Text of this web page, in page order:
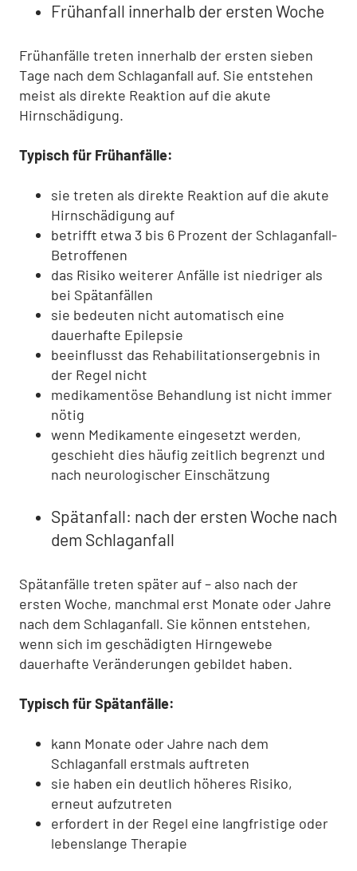
Frühanfall innerhalb der ersten Woche
Frühanfälle treten innerhalb der ersten sieben
Tage nach dem Schlaganfall auf. Sie entstehen
meist als direkte Reaktion auf die akute
Hirnschädigung.
Typisch für Frühanfälle:
sie treten als direkte Reaktion auf die akute
Hirnschädigung auf
betrifft etwa 3 bis 6 Prozent der Schlaganfall-
Betroffenen
das Risiko weiterer Anfälle ist niedriger als
bei Spätanfällen
sie bedeuten nicht automatisch eine
dauerhafte Epilepsie
beeinflusst das Rehabilitationsergebnis in
der Regel nicht
medikamentöse Behandlung ist nicht immer
nötig
wenn Medikamente eingesetzt werden,
geschieht dies häufig zeitlich begrenzt und
nach neurologischer Einschätzung
Spätanfall: nach der ersten Woche nach
dem Schlaganfall
Spätanfälle treten später auf – also nach der
ersten Woche, manchmal erst Monate oder Jahre
nach dem Schlaganfall. Sie können entstehen,
wenn sich im geschädigten Hirngewebe
dauerhafte Veränderungen gebildet haben.
Typisch für Spätanfälle:
kann Monate oder Jahre nach dem
Schlaganfall erstmals auftreten
sie haben ein deutlich höheres Risiko,
erneut aufzutreten
erfordert in der Regel eine langfristige oder
lebenslange Therapie